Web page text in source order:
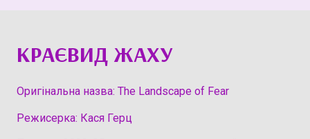
КРАЄВИД ЖАХУ
Оригінальна назва: The Landscape of Fear
Режисерка: Кася Герц